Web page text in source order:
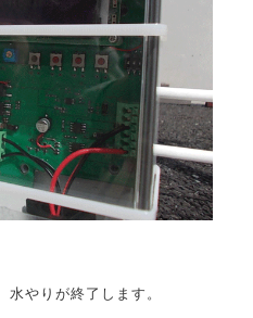
やりが終了します。